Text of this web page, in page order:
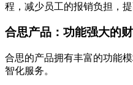
程，减少员工的报销负担，
合思产品：功能强大的
合思的产品拥有丰富的功能
智化服务。